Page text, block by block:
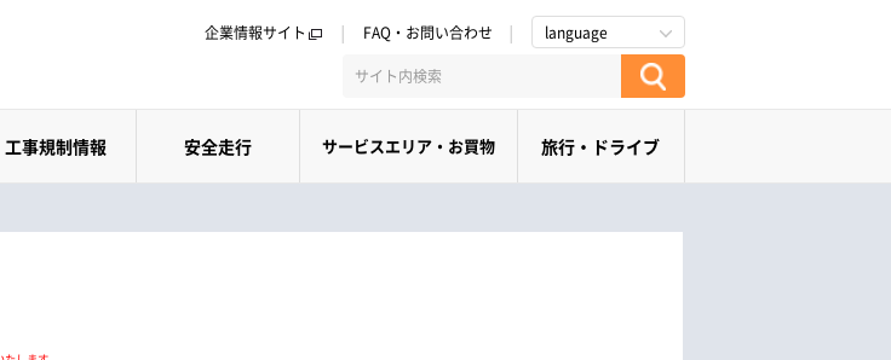
企業情報サイト FAQ・お問い合わせ language
工事規制情報 安全走行 サービスエリア・お買物 旅行・ドライブ